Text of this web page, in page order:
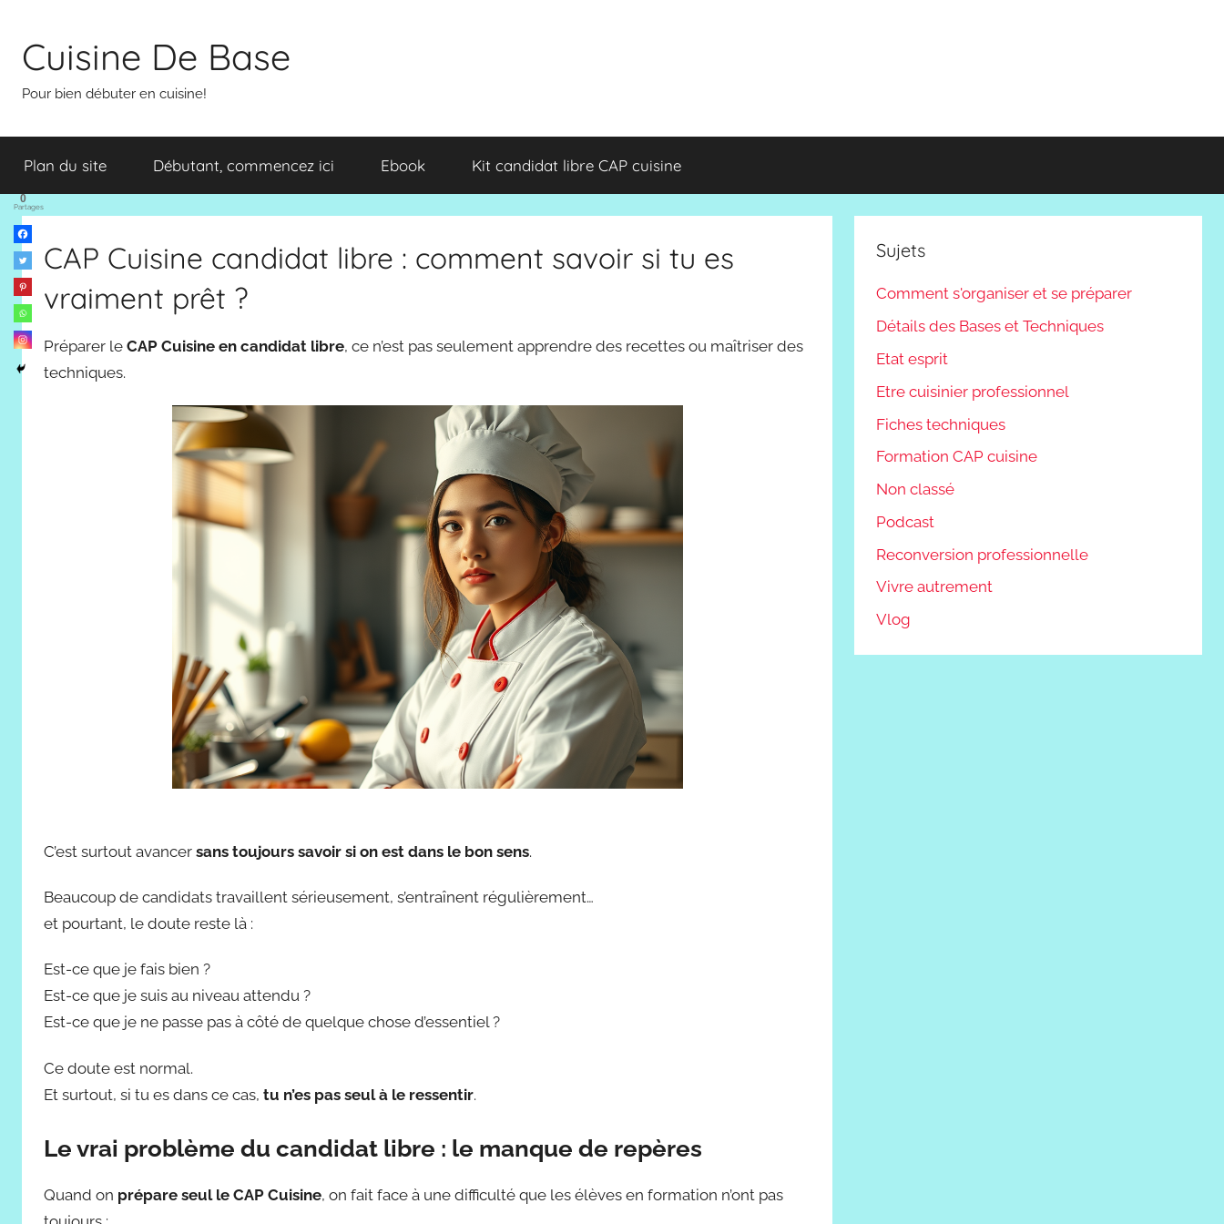
contenu
Cuisine De Base
Pour bien débuter en cuisine!
Plan du site Débutant, commencez ici Ebook Kit candidat libre CAP cuisine
CAP Cuisine candidat libre : comment savoir si tu es
vraiment prêt ?
Préparer le CAP Cuisine en candidat libre, ce n’est pas seulement apprendre des recettes ou maîtriser des
techniques.
C’est surtout avancer sans toujours savoir si on est dans le bon sens.
Beaucoup de candidats travaillent sérieusement, s’entraînent régulièrement…
et pourtant, le doute reste là :
Est-ce que je fais bien ?
Est-ce que je suis au niveau attendu ?
Est-ce que je ne passe pas à côté de quelque chose d’essentiel ?
Ce doute est normal.
Et surtout, si tu es dans ce cas, tu n’es pas seul à le ressentir.
Le vrai problème du candidat libre : le manque de repères
Quand on prépare seul le CAP Cuisine, on fait face à une difficulté que les élèves en formation n’ont pas
0
Partages
Sujets
Comment s'organiser et se préparer
Détails des Bases et Techniques
Etat esprit
Etre cuisinier professionnel
Fiches techniques
Formation CAP cuisine
Non classé
Podcast
Reconversion professionnelle
Vivre autrement
Vlog